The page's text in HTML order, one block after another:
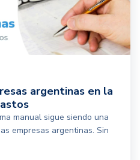
argentinas en la
manual sigue siendo una
empresas argentinas. Sin